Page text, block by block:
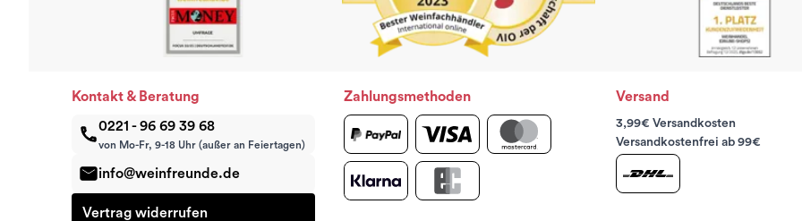
Kontakt & Beratung
0221 - 96 69 39 68
von Mo-Fr, 9-18 Uhr (außer an Feiertagen)
info@weinfreunde.de
Vertrag widerrufen
Zahlungsmethoden Versand
3,99€ Versandkosten
Versandkostenfrei ab 99€